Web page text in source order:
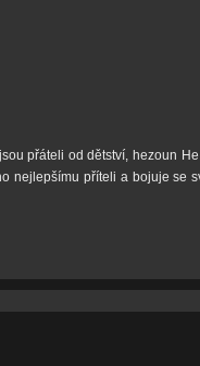
přáteli od dětství, hezoun
nejlepšímu příteli a bojuje se